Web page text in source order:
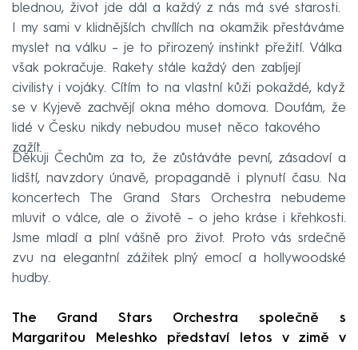
blednou, život jde dál a každý z nás má své starosti.
I my sami v klidnějších chvílích na okamžik přestáváme
myslet na válku – je to přirozený instinkt přežití. Válka
však pokračuje. Rakety stále každý den zabíjejí
civilisty i vojáky. Cítím to na vlastní kůži pokaždé, když
se v Kyjevě zachvějí okna mého domova. Doufám, že
lidé v Česku nikdy nebudou muset něco takového
zažít.
Děkuji Čechům za to, že zůstáváte pevní, zásadoví a
lidští, navzdory únavě, propagandě i plynutí času. Na
koncertech The Grand Stars Orchestra nebudeme
mluvit o válce, ale o životě – o jeho kráse i křehkosti.
Jsme mladí a plní vášně pro život. Proto vás srdečně
zvu na elegantní zážitek plný emocí a hollywoodské
hudby.
The Grand Stars Orchestra společně s
Margaritou Meleshko představí letos v zimě v